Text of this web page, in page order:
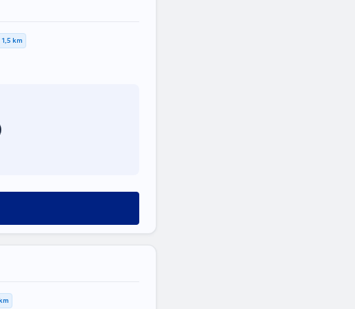
1,5 km